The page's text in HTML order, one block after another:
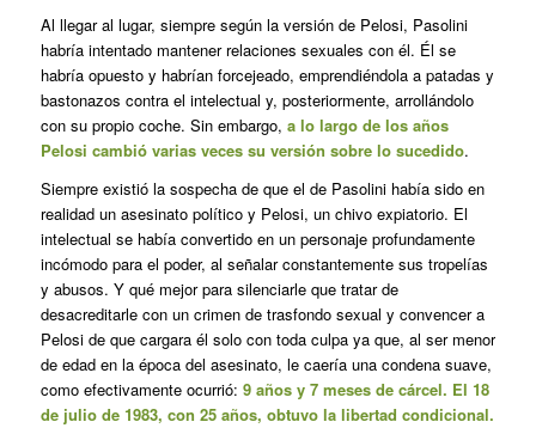
Al llegar al lugar, siempre según la versión de Pelosi, Pasolini
habría intentado mantener relaciones sexuales con él. Él se
habría opuesto y habrían forcejeado, emprendiéndola a patadas y
bastonazos contra el intelectual y, posteriormente, arrollándolo
con su propio coche. Sin embargo, a lo largo de los años
Pelosi cambió varias veces su versión sobre lo sucedido.
Siempre existió la sospecha de que el de Pasolini había sido en
realidad un asesinato político y Pelosi, un chivo expiatorio. El
intelectual se había convertido en un personaje profundamente
incómodo para el poder, al señalar constantemente sus tropelías
y abusos. Y qué mejor para silenciarle que tratar de
desacreditarle con un crimen de trasfondo sexual y convencer a
Pelosi de que cargara él solo con toda culpa ya que, al ser menor
de edad en la época del asesinato, le caería una condena suave,
como efectivamente ocurrió: 9 años y 7 meses de cárcel. El 18
de julio de 1983, con 25 años, obtuvo la libertad condicional.